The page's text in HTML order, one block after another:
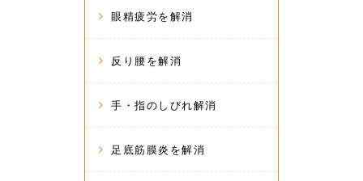
眼精疲労を解消
反り腰を解消
手・指のしびれ解消
足底筋膜炎を解消